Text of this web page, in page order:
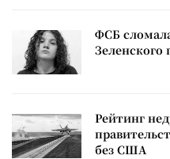
ФСБ
Зеленского
Рейтинг
без США